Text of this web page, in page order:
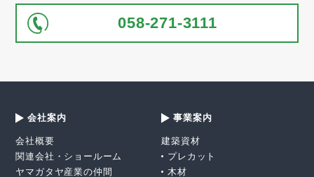
058-271-3111
会社案内
会社概要
関連会社・ショールーム
ヤマガタヤ産業の仲間
事業案内
建築資材
プレカット
木材